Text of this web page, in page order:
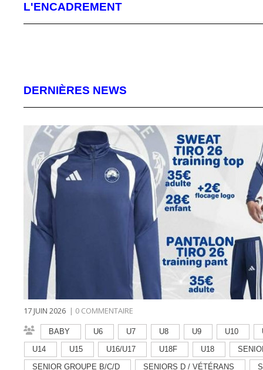
L'ENCADREMENT
DERNIÈRES NEWS
17 JUIN 2026 | 0 COMMENTAIRE
BABY U6 U7 U8 U9 U10
U14
U15 U16/U17 U18F U18
SENIOR GROUPE B/C/D
SENIORS D / VÉTÉRANS